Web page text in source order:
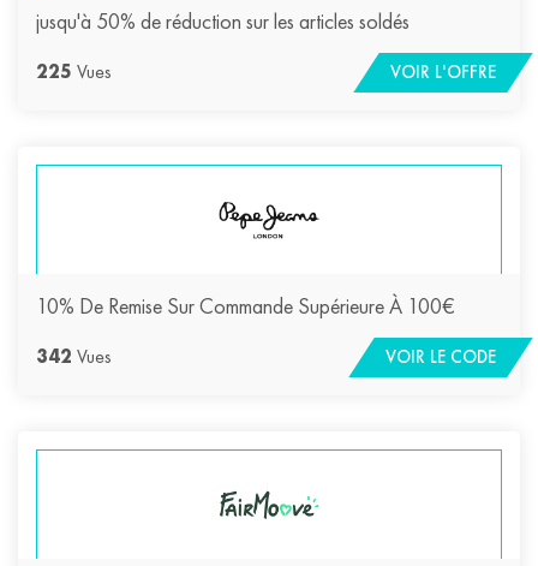
jusqu'à 50% de réduction sur les articles soldés
225 Vues VOIR L'OFFRE
10% De Remise Sur Commande Supérieure À 100€
342 Vues VOIR LE CODE